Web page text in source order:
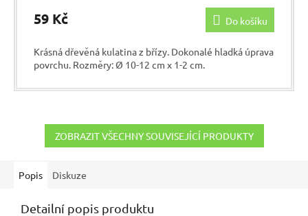
59 Kč Do košíku
Krásná dřevěná kulatina z břízy. Dokonalé hladká úprava
povrchu. Rozměry: Ø 10-12 cm x 1-2 cm.
ZOBRAZIT VŠECHNY SOUVISEJÍCÍ PRODUKTY
Popis Diskuze
Detailní popis produktu